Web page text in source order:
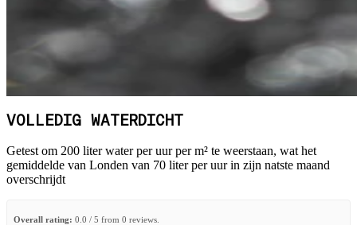
VOLLEDIG WATERDICHT
Getest om 200 liter water per uur per m² te weerstaan, wat het
gemiddelde van Londen van 70 liter per uur in zijn natste maand
overschrijdt
Overall rating: 0.0 / 5 from 0 reviews.